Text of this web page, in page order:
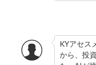
KYアセス
から、投